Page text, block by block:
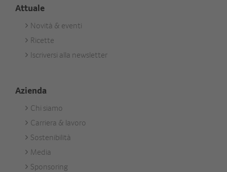
Attuale
Footer
Aktuell
Novità & eventi
Ricette
Iscriversi alla newsletter
Azienda
Footer
Unternehmen
Chi siamo
Carriera & lavoro
Sostenibilità
Media
Sponsoring